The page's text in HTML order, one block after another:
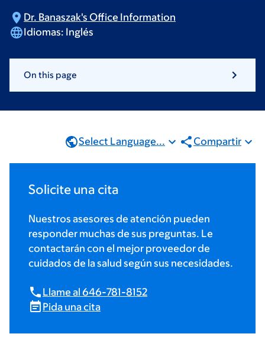
Dr. Banaszak's Office Information
Idiomas: Inglés
On this page
Select Language... Compartir
Solicite una cita
Nuestros asesores de atención pueden
responder muchas de sus preguntas. Le
contactarán con el mejor proveedor de
cuidados de la salud según sus necesidades.
Llame al 646-781-8152
Pida una cita